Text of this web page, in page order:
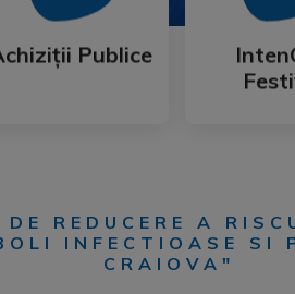
Publice
Publice
REDUCERE A
INFECTIOASE SI
CRAIOVA"